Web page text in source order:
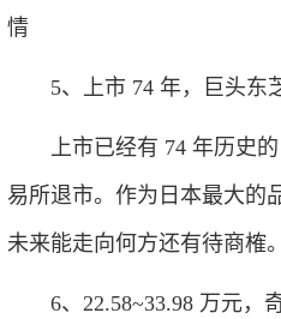
情
5、上市 74 年，巨头东
上市已经有 74 年历史的
易所退市。作为日本最大的
未来能走向何方还有待商榷
6、22.58~33.98 万元，奇